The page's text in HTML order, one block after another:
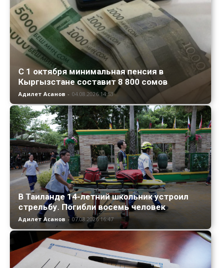
С 1 октября минимальная пенсия в
Кыргызстане составит 8 800 сомов
Адилет Асанов - 04.08.2026 14:53
В Таиланде 14-летний школьник устроил
стрельбу. Погибли восемь человек
Адилет Асанов - 07.08.2026 16:47